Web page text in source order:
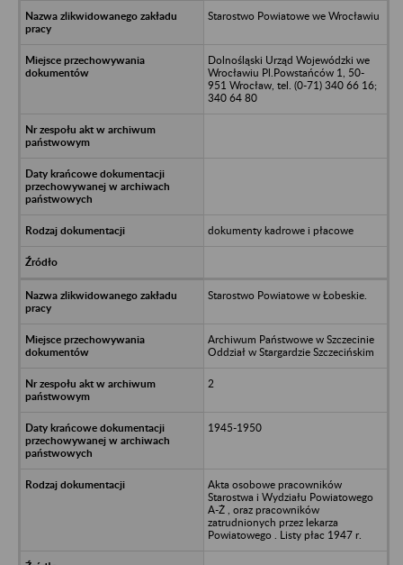
Starostwo Powiatowe we Wrocławiu
Dolnośląski Urząd Wojewódzki we
Wrocławiu Pl.Powstańców 1, 50-
951 Wrocław, tel. (0-71) 340 66 16;
340 64 80
dokumenty kadrowe i płacowe
Starostwo Powiatowe w Łobeskie.
Archiwum Państwowe w Szczecinie
Oddział w Stargardzie Szczecińskim
2
1945-1950
Akta osobowe pracowników
Starostwa i Wydziału Powiatowego
A-Ż , oraz pracowników
zatrudnionych przez lekarza
Powiatowego . Listy płac 1947 r.